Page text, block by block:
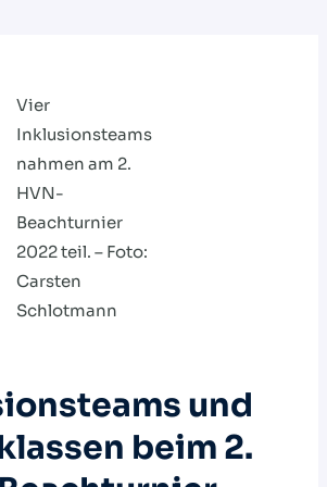
Vier
Inklusionsteams
nahmen am 2.
HVN-
Beachturnier
2022 teil. – Foto:
Carsten
Schlotmann
und
beim 2.